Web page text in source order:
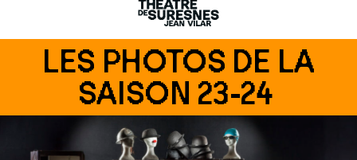
LES PHOTOS DE LA
SAISON 23-24